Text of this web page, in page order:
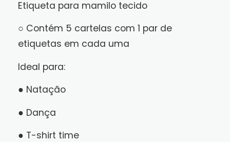
Etiqueta para mamilo tecido
○ Contém 5 cartelas com 1 par de
etiquetas em cada uma
Ideal para:
● Natação
● Dança
● T-shirt time